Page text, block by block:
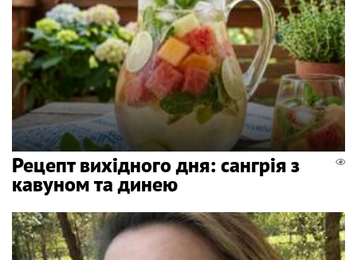
Рецепт вихідного дня: сангрія з
кавуном та динею